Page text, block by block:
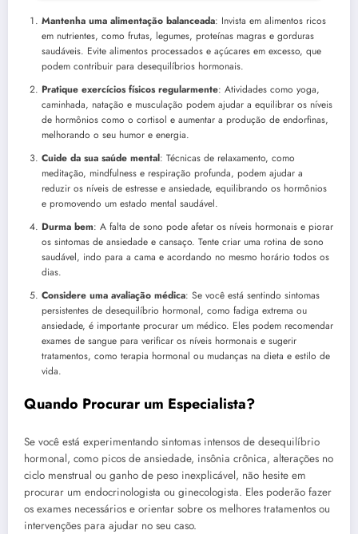
Mantenha uma alimentação balanceada: Invista em alimentos ricos
em nutrientes, como frutas, legumes, proteínas magras e gorduras
saudáveis. Evite alimentos processados e açúcares em excesso, que
podem contribuir para desequilíbrios hormonais.
Pratique exercícios físicos regularmente: Atividades como yoga,
caminhada, natação e musculação podem ajudar a equilibrar os níveis
de hormônios como o cortisol e aumentar a produção de endorfinas,
melhorando o seu humor e energia.
Cuide da sua saúde mental: Técnicas de relaxamento, como
meditação, mindfulness e respiração profunda, podem ajudar a
reduzir os níveis de estresse e ansiedade, equilibrando os hormônios
e promovendo um estado mental saudável.
Durma bem: A falta de sono pode afetar os níveis hormonais e piorar
os sintomas de ansiedade e cansaço. Tente criar uma rotina de sono
saudável, indo para a cama e acordando no mesmo horário todos os
dias.
Considere uma avaliação médica: Se você está sentindo sintomas
persistentes de desequilíbrio hormonal, como fadiga extrema ou
ansiedade, é importante procurar um médico. Eles podem recomendar
exames de sangue para verificar os níveis hormonais e sugerir
tratamentos, como terapia hormonal ou mudanças na dieta e estilo de
vida.
Quando Procurar um Especialista?
Se você está experimentando sintomas intensos de desequilíbrio
hormonal, como picos de ansiedade, insônia crônica, alterações no
ciclo menstrual ou ganho de peso inexplicável, não hesite em
procurar um endocrinologista ou ginecologista. Eles poderão fazer
os exames necessários e orientar sobre os melhores tratamentos ou
intervenções para ajudar no seu caso.